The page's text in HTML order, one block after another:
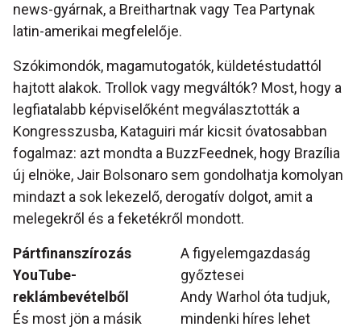
news-gyárnak, a Breithartnak vagy Tea Partynak
latin-amerikai megfelelője.
Szókimondók, magamutogatók, küldetéstudattól
hajtott alakok. Trollok vagy megváltók? Most, hogy a
legfiatalabb képviselőként megválasztották a
Kongresszusba, Kataguiri már kicsit óvatosabban
fogalmaz: azt mondta a BuzzFeednek, hogy Brazília
új elnöke, Jair Bolsonaro sem gondolhatja komolyan
mindazt a sok lekezelő, derogatív dolgot, amit a
melegekről és a feketékről mondott.
A figyelemgazdaság
győztesei
Andy Warhol óta tudjuk,
mindenki híres lehet
Pártfinanszírozás
YouTube-
reklámbevételből
És most jön a másik